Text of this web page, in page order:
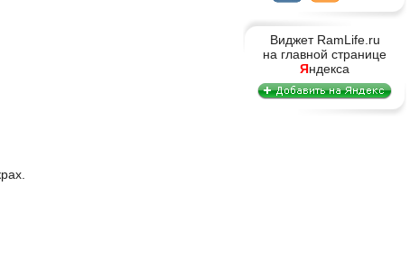
Виджет RamLife.ru
на главной странице
Яндекса